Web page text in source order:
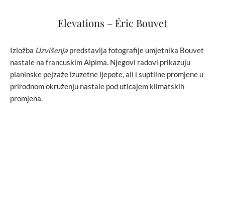
Elevations – Éric Bouvet
Izložba Uzvišenja predstavlja fotografije umjetnika Bouvet
nastale na francuskim Alpima. Njegovi radovi prikazuju
planinske pejzaže izuzetne ljepote, ali i suptilne promjene u
prirodnom okruženju nastale pod uticajem klimatskih
promjena.